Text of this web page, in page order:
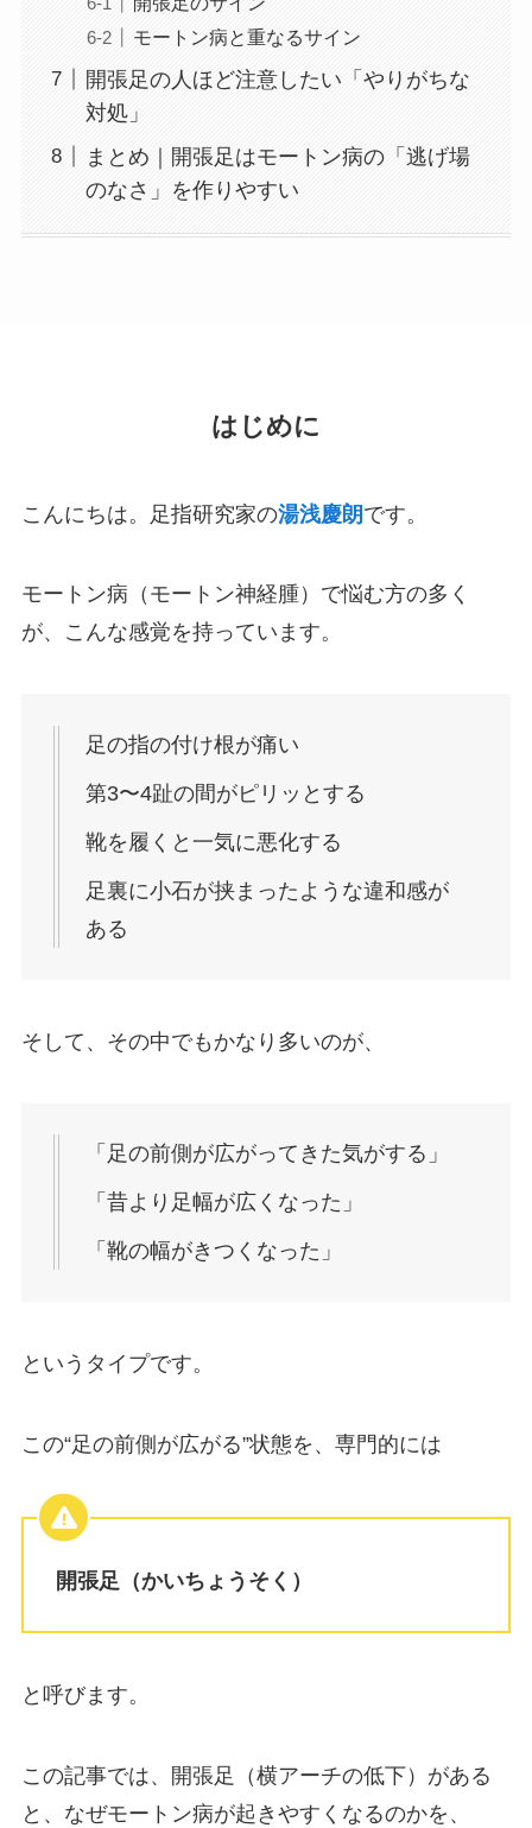
モートン病と重なるサイン
開張足の人ほど注意したい「やりがちな
対処」
まとめ｜開張足はモートン病の「逃げ場
のなさ」を作りやすい
はじめに
こんにちは。足指研究家の湯浅慶朗 です。
モートン病（モートン神経腫）で悩む方の多く
が、こんな感覚を持っています。
足の指の付け根が痛い
第3〜4趾の間がピリッとする
靴を履くと一気に悪化する
足裏に小石が挟まったような違和感が
ある
そして、その中でもかなり多いのが、
「足の前側が広がってきた気がする」
「昔より足幅が広くなった」
「靴の幅がきつくなった」
というタイプです。
この“足の前側が広がる”状態を、専門的には
開張足（かいちょうそく）
と呼びます。
この記事では、開張足（横アーチの低下）がある
と、なぜモートン病が起きやすくなるのかを、